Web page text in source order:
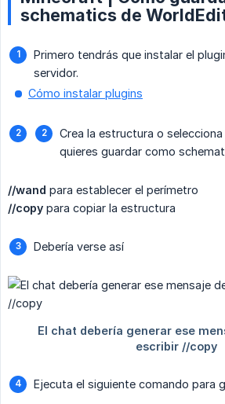
schematics de
Primero tendrás que instalar el
servidor.
Cómo instalar plugins
Crea la estructura o
quieres guardar como
//wand para establecer el perímetro
//copy para copiar la estructura
Debería verse así
Ejecuta el siguiente comando para